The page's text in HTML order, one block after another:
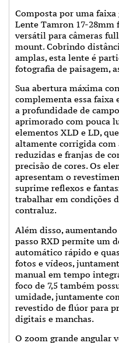
Composta por uma
Lente Tamron 17-28mm
versátil para câmeras
mount. Cobrindo
amplas, esta lente é
fotografia de paisagem,
Sua abertura máxima
complementa essa faixa
a profundidade de
aprimorado com pouca
elementos XLD e LD,
altamente corrigida com
reduzidas e franjas de
precisão de cores. Os
apresentam o
suprime reflexos e
trabalhar em condições
contraluz.
Além disso,
passo RXD permite um
automático rápido e
fotos e vídeos,
manual em tempo
foco de 7,5 também
umidade, juntamente
revestido de flúor para
digitais e manchas.
O zoom grande angular